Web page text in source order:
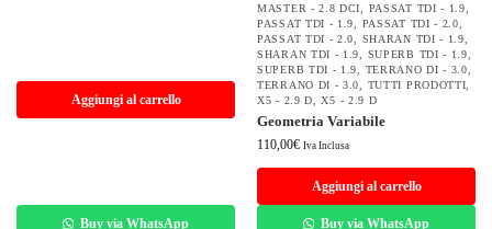
Aggiungi al carrello
Buy via WhatsApp
MASTER - 2.8 DCI
PASSAT TDI - 1.9
PASSAT TDI - 1.9
PASSAT TDI - 2.0
PASSAT TDI - 2.0
SHARAN TDI - 1.9
SHARAN TDI - 1.9
SUPERB TDI - 1.9
SUPERB TDI - 1.9
TERRANO DI - 3.0
TERRANO DI - 3.0
TUTTI PRODOTTI
X5 - 2.9 D ,X5 - 2.9 D
Geometria Variabile
110,00€ Iva Inclusa
Aggiungi al carrello
Buy via WhatsApp